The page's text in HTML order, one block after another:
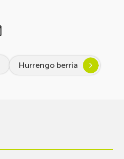
Hurrengo berria